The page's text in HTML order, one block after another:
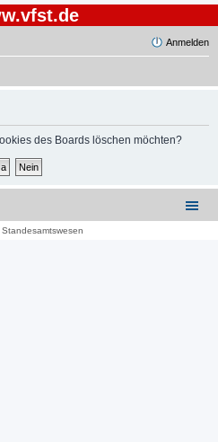
Anmelden
des Boards löschen möchten?